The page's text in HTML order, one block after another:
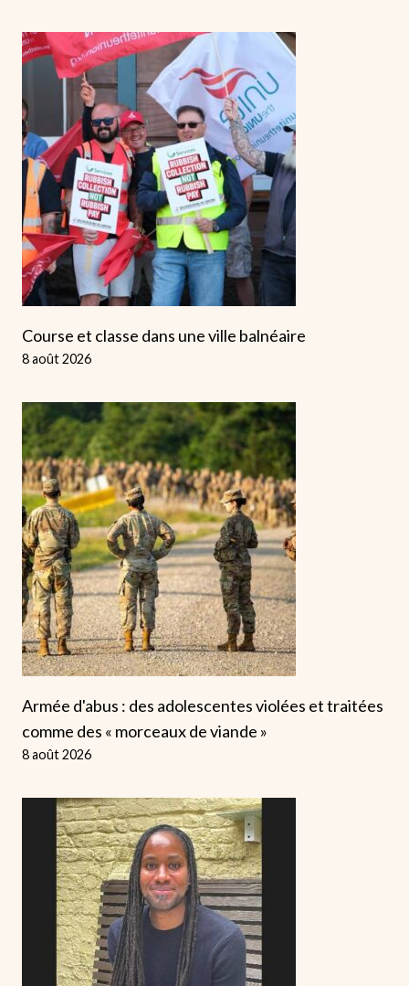
Course et classe dans une ville balnéaire
8 août 2026
Armée d'abus : des adolescentes violées et traitées
comme des « morceaux de viande »
8 août 2026